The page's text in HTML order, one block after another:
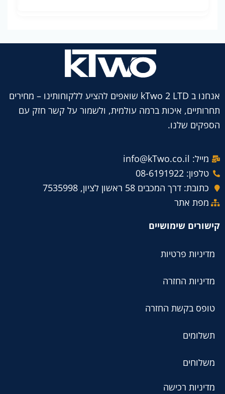
אנחנו ב kTwo 2 LTD שואפים להציע ללקוחותינו – מחירים
תחרותיים, איכות ברמה עולמית, ולשמור על קשר חזק עם
הספקים שלנו.
מייל: info@kTwo.co.il
טלפון: 08-6191922
כתובת: דרך המכבים 58 ראשון לציון, 7535998
מפת אתר
קישורים שימושיים
מדיניות פרטיות
מדיניות החזרה
טופס בקשת החזרה
תשלומים
משלוחים
מדיניות רכישה